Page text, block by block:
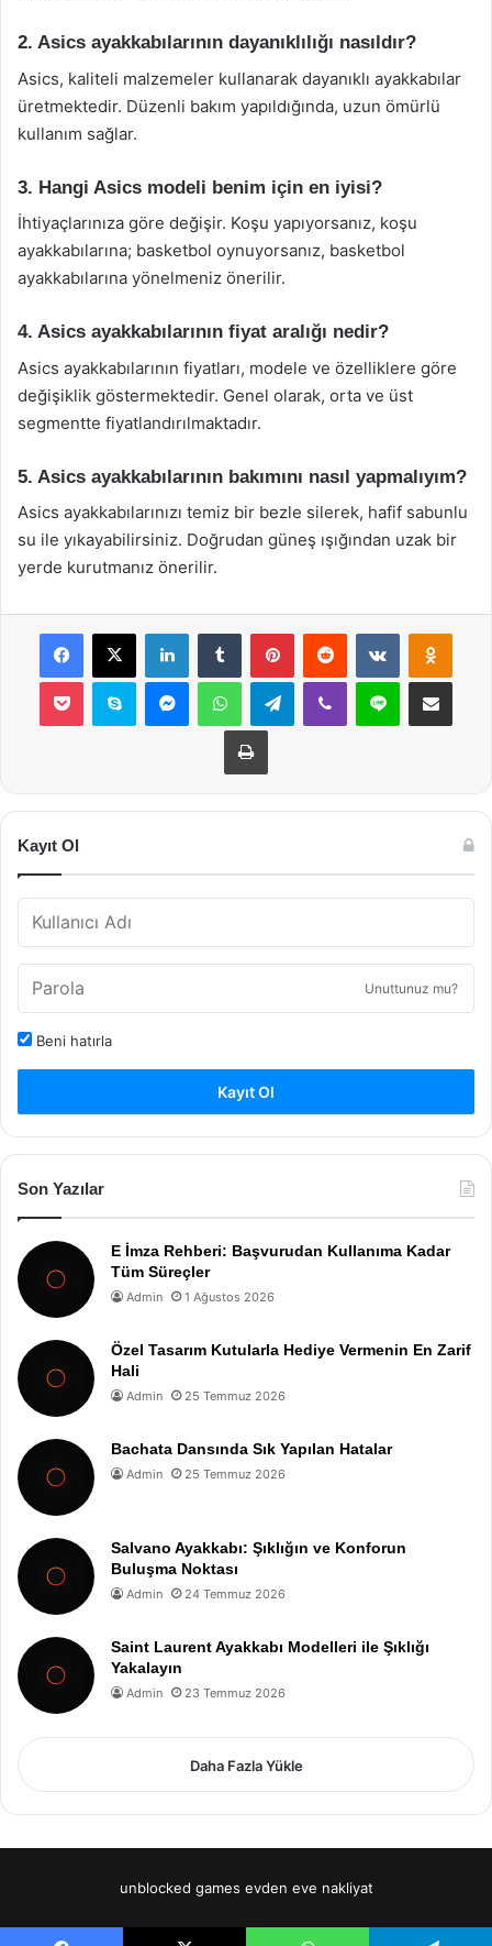
2. Asics ayakkabılarının dayanıklılığı nasıldır?
Asics, kaliteli malzemeler kullanarak dayanıklı ayakkabılar
üretmektedir. Düzenli bakım yapıldığında, uzun ömürlü
kullanım sağlar.
3. Hangi Asics modeli benim için en iyisi?
İhtiyaçlarınıza göre değişir. Koşu yapıyorsanız, koşu
ayakkabılarına; basketbol oynuyorsanız, basketbol
ayakkabılarına yönelmeniz önerilir.
4. Asics ayakkabılarının fiyat aralığı nedir?
Asics ayakkabılarının fiyatları, modele ve özelliklere göre
değişiklik göstermektedir. Genel olarak, orta ve üst
segmentte fiyatlandırılmaktadır.
5. Asics ayakkabılarının bakımını nasıl yapmalıyım?
Asics ayakkabılarınızı temiz bir bezle silerek, hafif sabunlu
su ile yıkayabilirsiniz. Doğrudan güneş ışığından uzak bir
yerde kurutmanız önerilir.
Facebook
X LinkedInTumblr PinterestReddit VKontakte
Pocket Skype MessengerWhatsAppTelegramViber Line E-Posta ile
Yazdır
Kayıt Ol
Unuttunuz mu?
Beni hatırla
Kayıt Ol
Son Yazılar
E İmza Rehberi: Başvurudan Kullanıma Kadar
Tüm Süreçler
Admin 1 Ağustos 2026
Özel Tasarım Kutularla Hediye Vermenin En Zarif
Hali
Admin 25 Temmuz 2026
Bachata Dansında Sık Yapılan Hatalar
Admin 25 Temmuz 2026
Salvano Ayakkabı: Şıklığın ve Konforun
Buluşma Noktası
Admin 24 Temmuz 2026
Saint Laurent Ayakkabı Modelleri ile Şıklığı
Yakalayın
Admin 23 Temmuz 2026
Daha Fazla Yükle
unblocked games evden eve nakliyat